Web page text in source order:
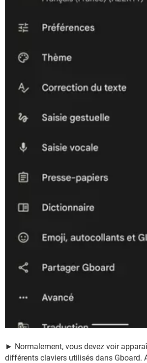
► Normalement, vous devez voir
différents claviers utilisés dans Gboard.